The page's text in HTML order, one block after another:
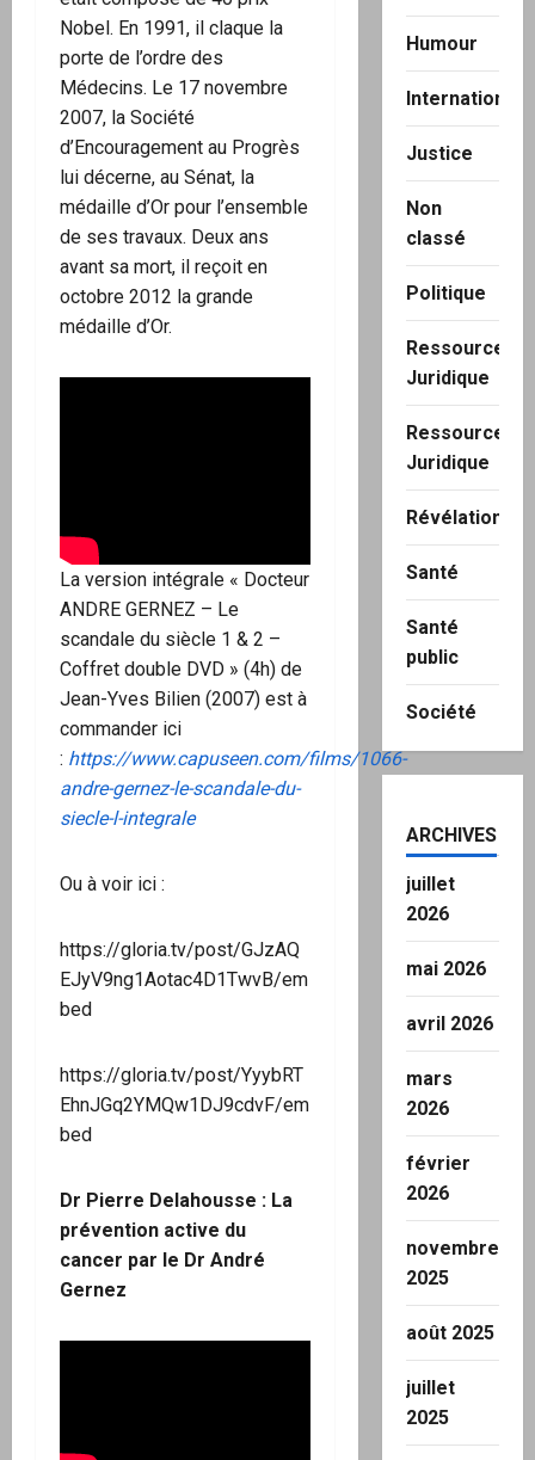
Nobel. En 1991, il claque la
porte de l’ordre des
Médecins. Le 17 novembre
2007, la Société
d’Encouragement au Progrès
lui décerne, au Sénat, la
médaille d’Or pour l’ensemble
de ses travaux. Deux ans
avant sa mort, il reçoit en
octobre 2012 la grande
médaille d’Or.
La version intégrale « Docteur
ANDRE GERNEZ – Le
scandale du siècle 1 & 2 –
Coffret double DVD » (4h) de
Jean-Yves Bilien (2007) est à
commander ici
: https://www.capuseen.com/films/1066-
andre-gernez-le-scandale-du-
siecle-l-integrale
Ou à voir ici :
https://gloria.tv/post/GJzAQ
EJyV9ng1Aotac4D1TwvB/em
bed
https://gloria.tv/post/YyybRT
EhnJGq2YMQw1DJ9cdvF/em
bed
Dr Pierre Delahousse : La
prévention active du
cancer par le Dr André
Gernez
Humour
International
Justice
Non
classé
Politique
Ressource
Juridique
Ressource
Juridique
Révélation
Santé
Santé
public
Société
ARCHIVES
juillet
2026
mai 2026
avril 2026
mars
2026
février
2026
novembre
2025
août 2025
juillet
2025